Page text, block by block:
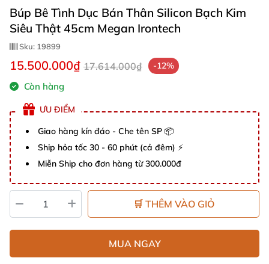
Búp Bê Tình Dục Bán Thân Silicon Bạch Kim
Siêu Thật 45cm Megan Irontech
Sku: 19899
15.500.000₫ 17.614.000₫ -12%
Còn hàng
ƯU ĐIỂM
Giao hàng kín đáo - Che tên SP 📦
Ship hỏa tốc 30 - 60 phút (cả đêm) ⚡
Miễn Ship cho đơn hàng từ 300.000đ
🛒 THÊM VÀO GIỎ
MUA NGAY